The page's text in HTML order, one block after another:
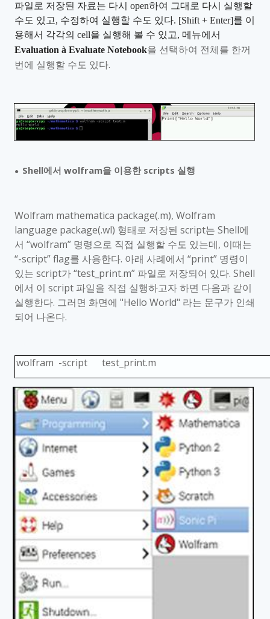
파일로 저장된 자료는 다시 open하여 그대로 다시 실행할
수도 있고, 수정하여 실행할 수도 있다. [Shift + Enter]를 이
용해서 각각의 cell을 실행해 볼 수 있고, 메뉴에서
Evaluationà Evaluate Notebook을 선택하여 전체를 한꺼
번에 실행할 수도 있다.
● Shell에서 wolfram을 이용한scripts 실행
Wolfram mathematica package(.m),Wolfram
language package(.wl) 형태로 저장된script는Shell에
서 “wolfram” 명령으로 직접 실행할 수도 있는데, 이때는
“-script”flag를 사용한다. 아래 사례에서 “print” 명령이
있는 script가 “test_print.m” 파일로 저장되어 있다. Shell
에서 이script 파일을 직접 실행하고자 하면 다음과 같이
실행한다. 그러면 화면에"Hello World" 라는 문구가 인쇄
되어 나온다.
wolfram -script test_print.m